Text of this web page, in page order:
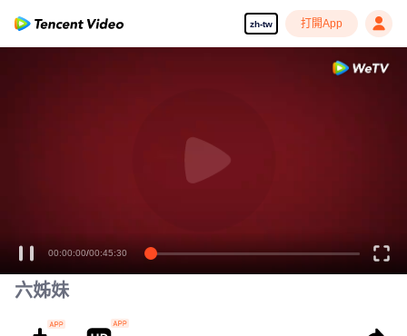
zh-tw 打開App
00:00:00/00:45:30
六姊妹